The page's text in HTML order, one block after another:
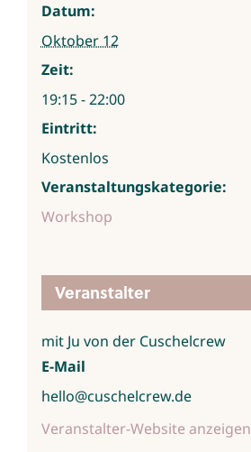
Datum:
Oktober 12
Zeit:
19:15 - 22:00
Eintritt:
Kostenlos
Veranstaltungskategorie:
Workshop
Veranstalter
mit Ju von der Cuschelcrew
E-Mail
hello@cuschelcrew.de
Veranstalter-Website anzeigen